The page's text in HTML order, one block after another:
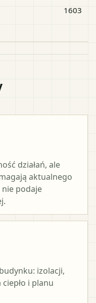
1603
działań, ale
aktualnego
nie podaje
izolacji,
i planu